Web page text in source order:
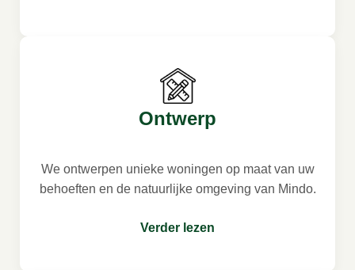
Ontwerp
We ontwerpen unieke woningen op maat van uw
behoeften en de natuurlijke omgeving van Mindo.
Verder lezen